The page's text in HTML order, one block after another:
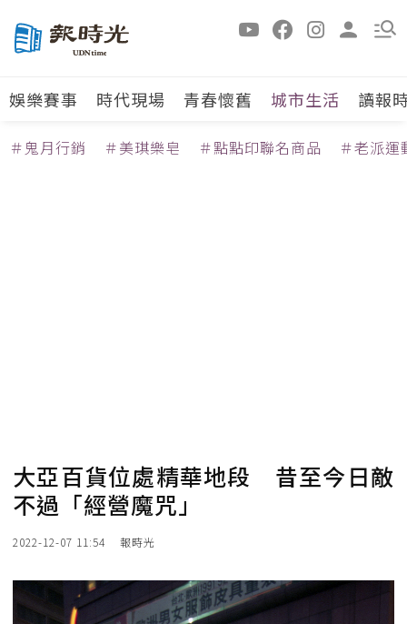
娛樂賽事 時代現場 青春懷舊 城市生活 讀報
＃鬼月行銷 ＃美琪樂皂 ＃點點印聯名商品 ＃老派運
大亞百貨位處精華地段 昔至今日敵
不過「經營魔咒」
2022-12-07 11:54 報時光